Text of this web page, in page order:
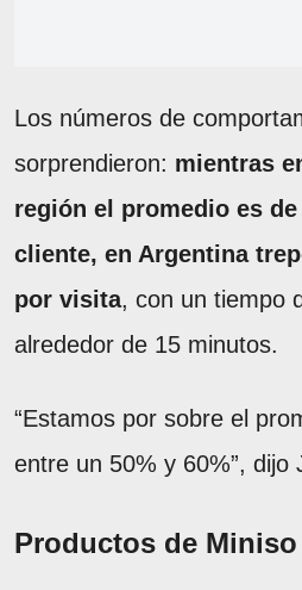
Los números de
sorprendieron: mientras
región el promedio es
cliente, en Argentina
por visita, con un tiempo
alrededor de 15 minutos.
“Estamos por sobre el
entre un 50% y 60%”, dijo
Productos de Miniso